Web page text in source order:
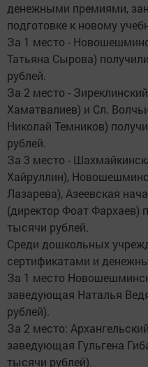
денежными премиями,
подготовке к новому
За 1 место -
Татьяна Сырова)
рублей.
За 2 место -
Хаматвалиев) и Сл.
Николай Темников)
рублей.
За 3 место -
Хайруллин),
Лазарева), Азеевская
(директор Фоат Фархаев)
тысячи рублей.
Среди дошкольных
сертификатами и
За 1 место
заведующая Наталья
рублей).
За 2 место:
заведующая Гульгена
тысячи рублей).